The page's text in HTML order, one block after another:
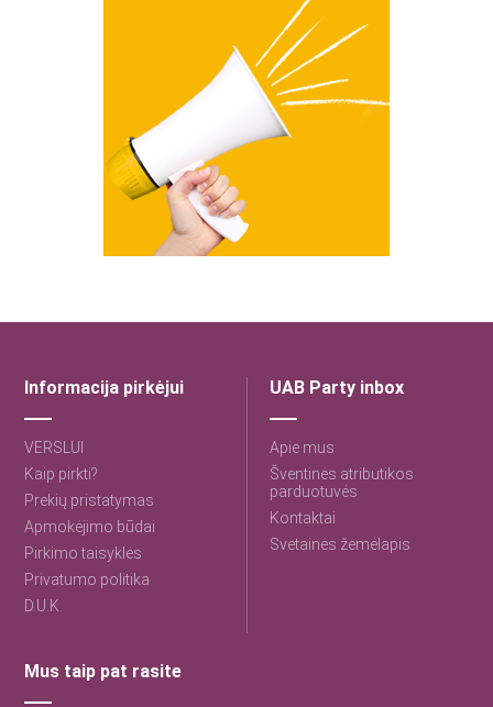
Informacija pirkėjui
VERSLUI
Kaip pirkti?
Prekių pristatymas
Apmokėjimo būdai
Pirkimo taisyklės
Privatumo politika
D.U.K.
UAB Party inbox
Apie mus
Šventinės atributikos
parduotuvės
Kontaktai
Svetainės žemėlapis
Mus taip pat rasite